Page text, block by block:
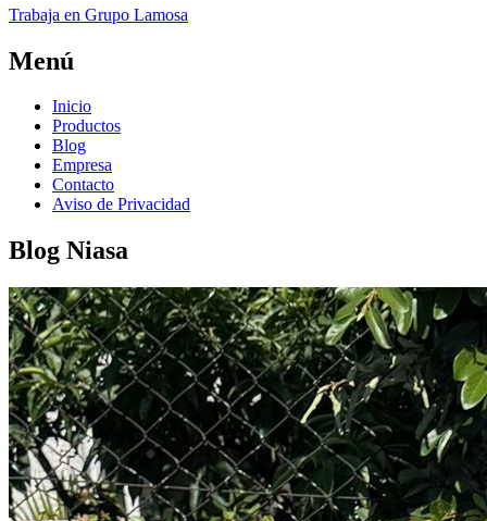
Trabaja en Grupo Lamosa
Menú
Inicio
Productos
Blog
Empresa
Contacto
Aviso de Privacidad
Blog Niasa